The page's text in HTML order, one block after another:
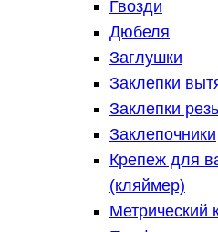
Гвозди
Дюбеля
Заглушки
Заклепки
Заклепки
Заклепочники
Крепеж для
(кляймер)
Метрический